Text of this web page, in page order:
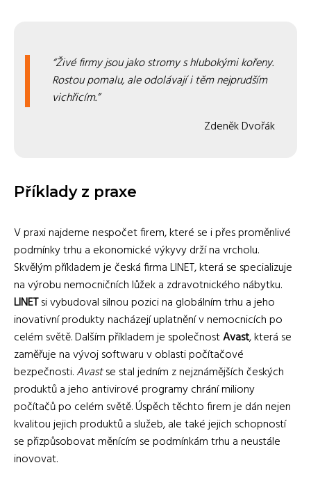
Živé firmy jsou jako stromy s hlubokými kořeny.
Rostou pomalu, ale odolávají i těm nejprudším
vichřicím.
Zdeněk Dvořák
Příklady z praxe
V praxi najdeme nespočet firem, které se i přes proměnlivé
podmínky trhu a ekonomické výkyvy drží na vrcholu.
Skvělým příkladem je česká firma LINET, která se specializuje
na výrobu nemocničních lůžek a zdravotnického nábytku.
LINETsi vybudoval silnou pozici na globálním trhu a jeho
inovativní produkty nacházejí uplatnění v nemocnicích po
celém světě. Dalším příkladem je společnostAvast, která se
zaměřuje na vývoj softwaru v oblasti počítačové
bezpečnosti.Avastse stal jedním z nejznámějších českých
produktů a jeho antivirové programy chrání miliony
počítačů po celém světě. Úspěch těchto firem je dán nejen
kvalitou jejich produktů a služeb, ale také jejich schopností
se přizpůsobovat měnícím se podmínkám trhu a neustále
inovovat.